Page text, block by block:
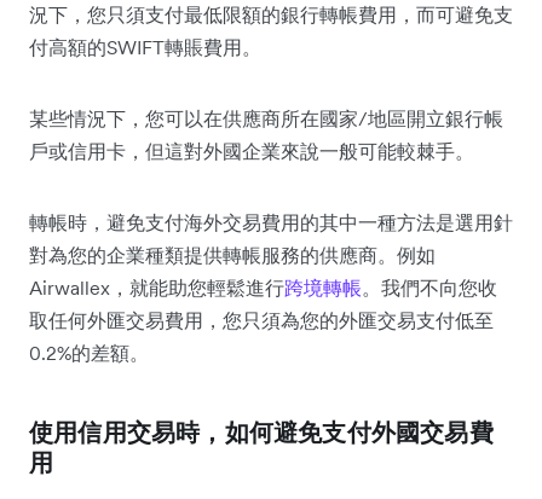
況下，您只須支付最低限額的銀行轉帳費用，而可避免支
付高額的SWIFT轉賬費用。
某些情況下，您可以在供應商所在國家/地區開立銀行帳
戶或信用卡，但這對外國企業來說一般可能較棘手。
轉帳時，避免支付海外交易費用的其中一種方法是選用針
對為您的企業種類提供轉帳服務的供應商。例如
Airwallex，就能助您輕鬆進行跨境轉帳。我們不向您收
取任何外匯交易費用，您只須為您的外匯交易支付低至
0.2%的差額。
使用信用交易時，如何避免支付外國交易費
用